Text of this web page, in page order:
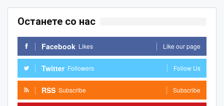
Останете со нас
Facebook Likes Like our page
Twitter Followers Follow Us
RSS Subscribe Subscribe